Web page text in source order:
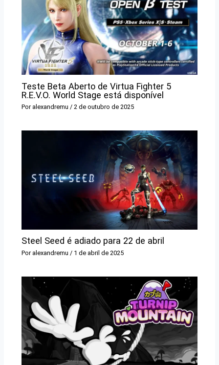
Teste Beta Aberto de Virtua Fighter 5
R.E.V.O. World Stage está disponível
Por alexandremu / 2 de outubro de 2025
Steel Seed é adiado para 22 de abril
Por alexandremu / 1 de abril de 2025